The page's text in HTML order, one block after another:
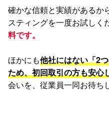
確かな信頼と実績があるか
スティングを一度お試しく
料です。
ほかにも他社にはない「2
ため、初回取引の方も安心
会いを、従業員一同お待ち